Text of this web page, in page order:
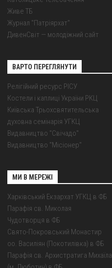
Живе ТБ
Журнал "Патріярхат"
ДивенСвіт — молодіжний сайт
ВАРТО ПЕРЕГЛЯНУТИ
Релігійний ресурс РІСУ
Костели і каплиці України РКЦ
Київська Трьохсвятительська
духовна семінарія УГКЦ
Видавництво "Свічадо"
Видавництво "Місіонер"
МИ В МЕРЕЖІ
Харківський Екзархат УГКЦ в ФБ
Парафія св. Миколая
Чудотворця в ФБ
Свято-Покровський Монастир
оо. Василіян (Покотилівка) в ФБ
Парафія св. Архистратига Михаїла